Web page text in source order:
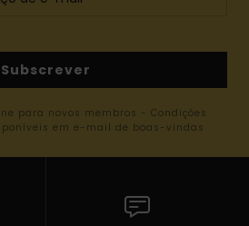
Subscrever
para novos membros - Condições
em e-mail de boas-vindas